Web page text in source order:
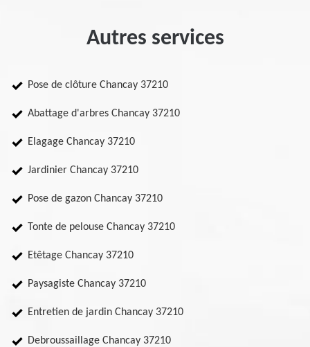
Autres services
Pose de clôture Chancay 37210
Abattage d'arbres Chancay 37210
Elagage Chancay 37210
Jardinier Chancay 37210
Pose de gazon Chancay 37210
Tonte de pelouse Chancay 37210
Etêtage Chancay 37210
Paysagiste Chancay 37210
Entretien de jardin Chancay 37210
Debroussaillage Chancay 37210